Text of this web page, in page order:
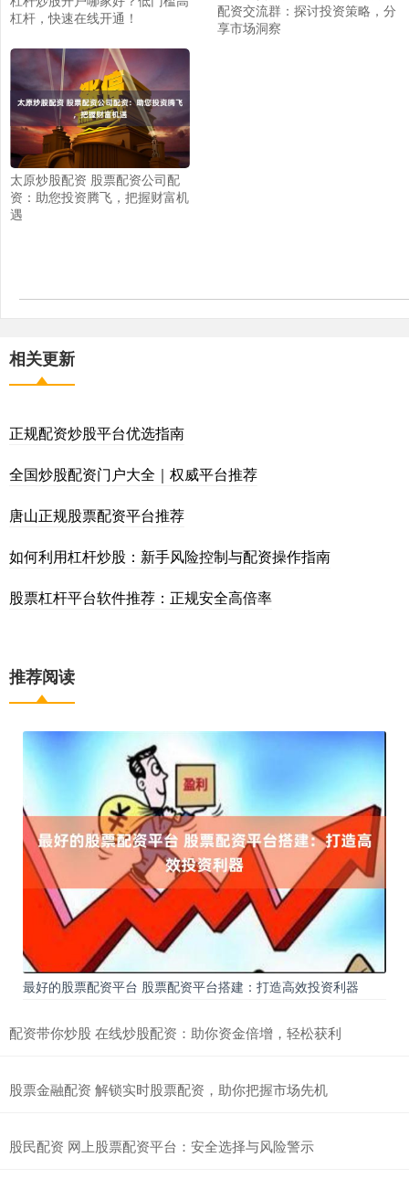
杠杆，快速在线开通！
配资交流群：探讨投资策略，分
享市场洞察
太原炒股配资 股票配资公司配
资：助您投资腾飞，把握财富机
遇
相关更新
正规配资炒股平台优选指南
全国炒股配资门户大全｜权威平台推荐
唐山正规股票配资平台推荐
如何利用杠杆炒股：新手风险控制与配资操作指南
股票杠杆平台软件推荐：正规安全高倍率
推荐阅读
最好的股票配资平台 股票配资平台搭建：打造高效投资利器
配资带你炒股 在线炒股配资：助你资金倍增，轻松获利
股票金融配资 解锁实时股票配资，助你把握市场先机
股民配资 网上股票配资平台：安全选择与风险警示